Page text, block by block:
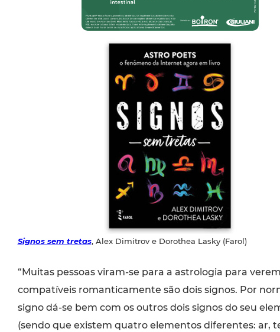
Signos sem tretas, Alex Dimitrov e Dorothea Lasky (Farol)
“Muitas pessoas viram-se para a astrologia para
compatíveis romanticamente são dois signos. Por
signo dá-se bem com os outros dois signos do seu
(sendo que existem quatro elementos diferentes: ar,